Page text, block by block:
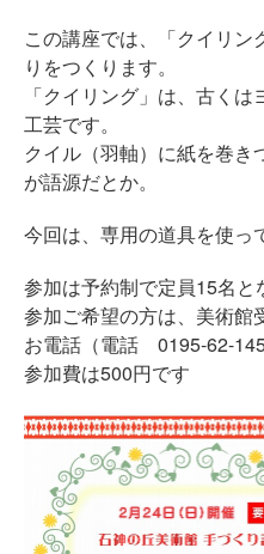
この講座では、「クイリ
りをつくります。
「クイリング」は、古く
工芸です。
クイル（羽軸）に紙を巻き
が語源だとか。
今回は、専用の道具を使っ
参加は予約制で定員15名と
参加ご希望の方は、美術館
お電話（電話 0195-62-
参加費は500円です